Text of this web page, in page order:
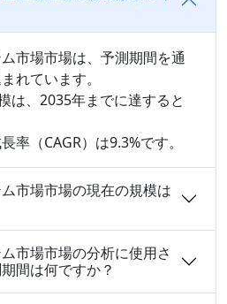
市場市場は、予測期間を通
れています。
は、2035年までに達すると
率（CAGR）は9.3%です。
市場市場の現在の規模は
市場市場の分析に使用さ
間は何ですか？